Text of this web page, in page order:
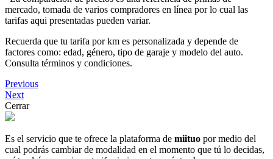
mercado, tomada de varios compradores en línea por lo cual las
tarifas aqui presentadas pueden variar.
Recuerda que tu tarifa por km es personalizada y depende de
factores como: edad, género, tipo de garaje y modelo del auto.
Consulta términos y condiciones.
Previous
Next
Cerrar
Es el servicio que te ofrece la plataforma de miituo por medio del
cual podrás cambiar de modalidad en el momento que tú lo decidas,